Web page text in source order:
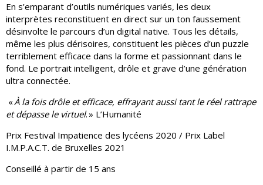
En s’emparant d’outils numériques variés, les deux
interprètes reconstituent en direct sur un ton faussement
désinvolte le parcours d’un digital native. Tous les détails,
même les plus dérisoires, constituent les pièces d’un puzzle
terriblement efficace dans la forme et passionnant dans le
fond. Le portrait intelligent, drôle et grave d’une génération
ultra connectée.
«À la fois drôle et efficace, effrayant aussi tant le réel rattrape
et dépasse le virtuel. » L’Humanité
Prix Festival Impatience des lycéens 2020 / Prix Label
I.M.P.A.C.T. de Bruxelles 2021
Conseillé à partir de 15 ans